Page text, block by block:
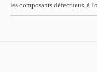
les composants défectueux à